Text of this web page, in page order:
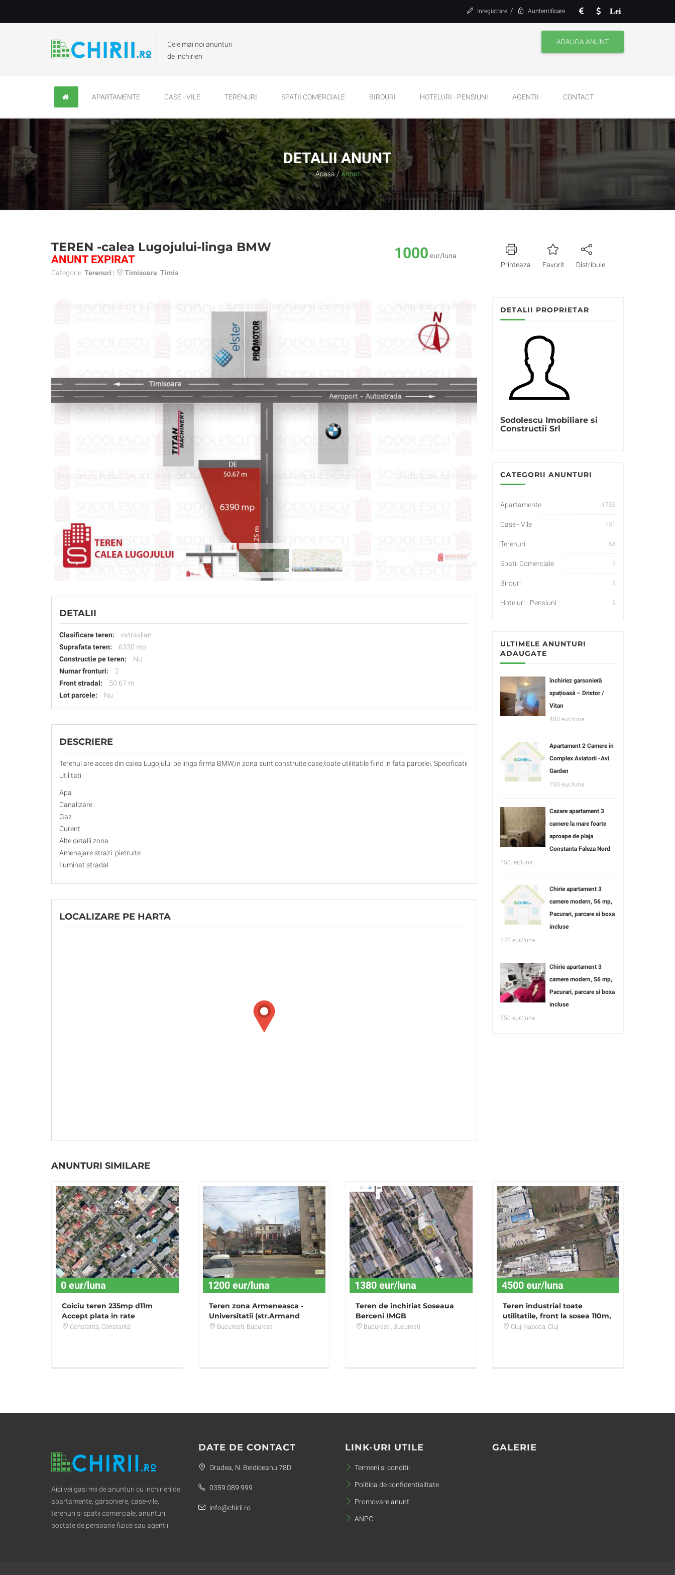
Lei
Inregistrare / Auntentificare
Cele mai noi anunturi
de inchirieri
ADAUGA ANUNT
APARTAMENTE CASE - VILE TERENURI SPATII COMERCIALE BIROURI HOTELURI - PENSIUNI AGENTII CONTACT
DETALII ANUNT
Acasa / Anunt
TEREN -calea Lugojului-linga BMW
ANUNT EXPIRAT
Categorie: Terenuri | Timisoara Timis
1000 eur/luna
Printeaza
Favorit Distribuie
DETALII
Clasificare teren:
extravilan
Suprafata teren:
6330 mp
Constructie pe teren:
Nu
Numar fronturi:
2
Front stradal:
50.67 m
Lot parcele:
Nu
DESCRIERE
Terenul are acces din calea Lugojului pe linga firma BMW,in zona sunt construite case,toate utilitatile fiind in fata parcelei. Specificatii
Utilitati
Apa
Canalizare
Gaz
Curent
Alte detalii zona
Amenajare strazi: pietruite
Iluminat stradal
LOCALIZARE PE HARTA
DETALII PROPRIETAR
Sodolescu Imobiliare si
Constructii Srl
CATEGORII ANUNTURI
Apartamente 1752
Case - Vile 551
Terenuri 68
Spatii Comerciale 9
Birouri 8
Hoteluri - Pensiuni 2
ULTIMELE ANUNTURI
ADAUGATE
închiriez garsonieră
spațioasă – Dristor /
Vitan
400 eur/luna
Apartament 2 Camere in
Complex Aviatorii -Avi
Garden
750 eur/luna
Cazare apartament 3
camere la mare foarte
aproape de plaja
Constanta Faleza Nord
550 lei/luna
Chirie apartament 3
camere modern, 56 mp,
Pacurari, parcare si boxa
incluse
570 eur/luna
Chirie apartament 3
camere modern, 56 mp,
Pacurari, parcare si boxa
incluse
550 eur/luna
ANUNTURI SIMILARE
0 eur/luna
Coiciu teren 235mp d11m
Accept plata in rate
Constanta, Constanta
1200 eur/luna
Teren zona Armeneasca -
Universitatii (str.Armand
Calinescu) 223 mp
Bucuresti, Bucuresti
1380 eur/luna
Teren de inchiriat Soseaua
Berceni IMGB
Bucuresti, Bucuresti
4500 eur/luna
Teren industrial toate
utilitatile, front la sosea 110m,
zona Opel Sanicoara
Cluj-Napoca, Cluj
Aici vei gasi mii de anunturi cu inchirieri de
apartamente, garsoniere, case-vile,
terenuri si spatii comerciale, anunturi
postate de persoane fizice sau agentii.
DATE DE CONTACT
Oradea, N. Beldiceanu 78D
0359 089 999
info@chirii.ro
LINK-URI UTILE
Termeni si conditii
Politica de confidentialitate
Promovare anunt
ANPC
GALERIE